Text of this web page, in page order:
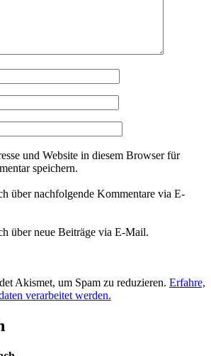
und Website in diesem Browser für
speichern.
über nachfolgende Kommentare via E-
über neue Beiträge via E-Mail.
Akismet, um Spam zu reduzieren. Erfahre,
verarbeitet werden.